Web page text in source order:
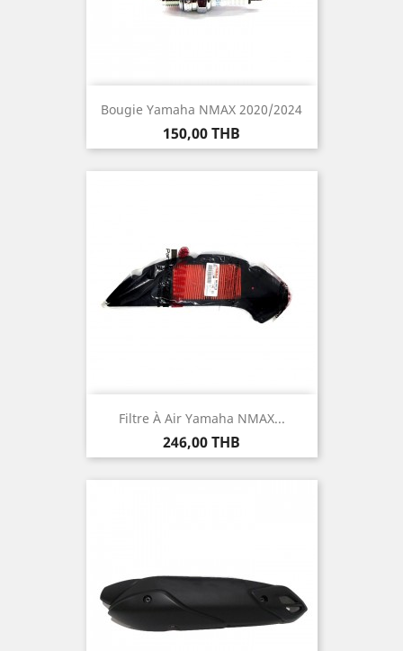
Bougie Yamaha NMAX 2020/2024
Prix
150,00 THB
Filtre À Air Yamaha NMAX...
Prix
246,00 THB